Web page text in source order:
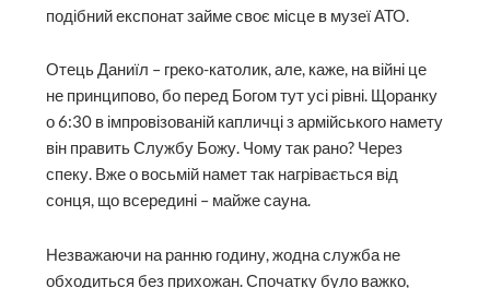
подібний експонат займе своє місце в музеї АТО.
Отець Даниїл – греко-католик, але, каже, на війні це
не принципово, бо перед Богом тут усі рівні. Щоранку
о 6:30 в імпровізованій капличці з армійського намету
він править Службу Божу. Чому так рано? Через
спеку. Вже о восьмій намет так нагрівається від
сонця, що всередині – майже сауна.
Незважаючи на ранню годину, жодна служба не
обходиться без прихожан. Спочатку було важко,